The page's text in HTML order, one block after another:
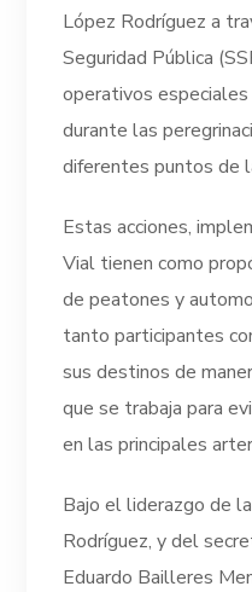
López Rodríguez a
Seguridad Pública
operativos
durante las
diferentes puntos de
Estas acciones,
Vial tienen como
de peatones y
tanto participantes
sus destinos de
que se trabaja para
en las principales
Bajo el liderazgo de
Rodríguez, y del
Eduardo Bailleres